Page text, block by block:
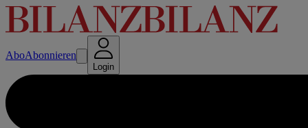
AboAbonnieren
Login